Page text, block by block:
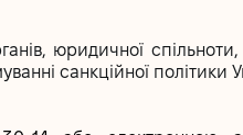
юридичної спільноти,
санкційної політики